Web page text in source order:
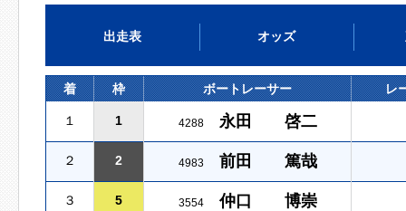
出走表 オッズ
着 枠 ボートレーサー レ
１ 1 4288 永田 啓二
２ 2 4983 前田 篤哉
３ 5 3554 仲口 博崇